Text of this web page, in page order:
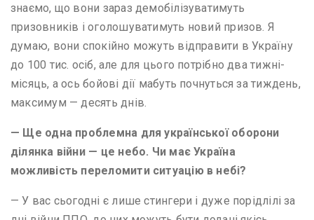
знаємо, що вони зараз демобілізуватимуть
призовників і оголошуватимуть новий призов. Я
думаю, вони спокійно можуть відправити в Україну
до 100 тис. осіб, але для цього потрібно два тижні-
місяць, а ось бойові дії мабуть почнуться за тиждень,
максимум — десять днів.
— Ще одна проблемна для української оборони
ділянка війни — це небо. Чи має Україна
можливість переломити ситуацію в небі?
— У вас сьогодні є лише стингери і дуже порідлілі за